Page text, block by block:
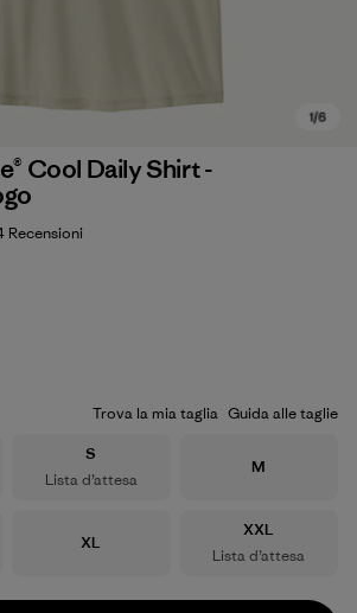
Cool Daily Shirt -
4.8 / 5
Recensioni
Trova la mia taglia Guida alle taglie
Taglia
S
Lista d’attesa
Taglia
M
Taglia
XL
Taglia
XXL
Lista d’attesa